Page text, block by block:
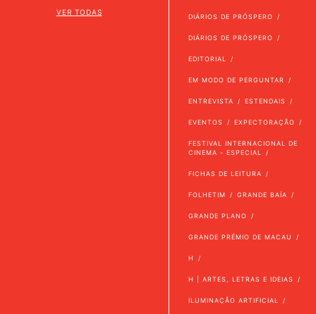
VER TODAS
DIÁRIOS DE PRÓSPERO
DIÁRIOS DE PRÓSPERO
EDITORIAL
EM MODO DE PERGUNTAR
ENTREVISTA ESTENDAIS
EVENTOS EXPECTORAÇÃO
FESTIVAL INTERNACIONAL DE
CINEMA - ESPECIAL
FICHAS DE LEITURA
FOLHETIM GRANDE BAÍA
GRANDE PLANO
GRANDE PRÉMIO DE MACAU
H
H | ARTES, LETRAS E IDEIAS
ILUMINAÇÃO ARTIFICIAL